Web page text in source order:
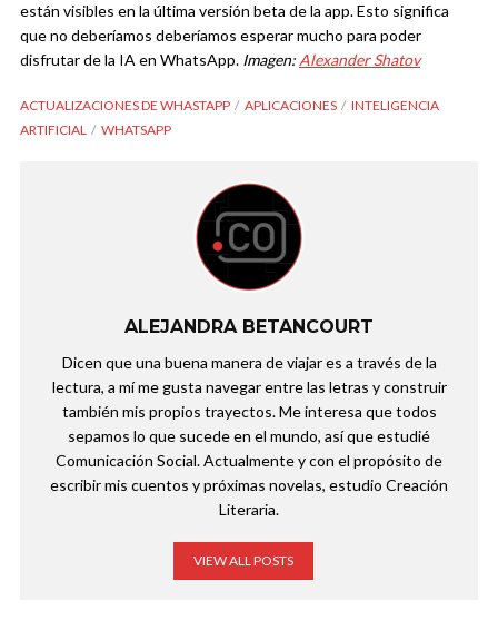
están visibles en la última versión beta de la app. Esto significa
que no deberíamos deberíamos esperar mucho para poder
disfrutar de la IA en WhatsApp. Imagen:Alexander Shatov
ACTUALIZACIONES DE WHASTAPP APLICACIONES
INTELIGENCIA
ARTIFICIAL
WHATSAPP
ALEJANDRA BETANCOURT
Dicen que una buena manera de viajar es a través de la
lectura, a mí me gusta navegar entre las letras y construir
también mis propios trayectos. Me interesa que todos
sepamos lo que sucede en el mundo, así que estudié
Comunicación Social. Actualmente y con el propósito de
escribir mis cuentos y próximas novelas, estudio Creación
Literaria.
VIEW ALL POSTS